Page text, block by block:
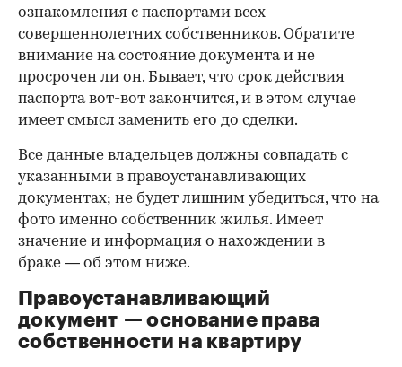
ознакомления с паспортами всех
совершеннолетних собственников. Обратите
внимание на состояние документа и не
просрочен ли он. Бывает, что срок действия
паспорта вот-вот закончится, и в этом случае
имеет смысл заменить его до сделки.
00:00 / 00:00
Все данные владельцев должны совпадать с
указанными в правоустанавливающих
документах; не будет лишним убедиться, что на
фото именно собственник жилья. Имеет
значение и информация о нахождении в
браке — об этом ниже.
Правоустанавливающий
документ — основание права
собственности на квартиру